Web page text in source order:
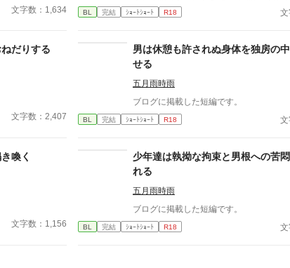
文字数：1,634 BL 完結 ｼｮｰﾄｼｮｰﾄ R18
だりする
文字数：2,407
男は休憩も許されぬ身体を独房の
せる
五月雨時雨
ブログに掲載した短編です。
BL 完結 ｼｮｰﾄｼｮｰﾄ R18
喚く
文字数：1,156
少年達は執拗な拘束と男根への苦
れる
五月雨時雨
ブログに掲載した短編です。
BL 完結 ｼｮｰﾄｼｮｰﾄ R18